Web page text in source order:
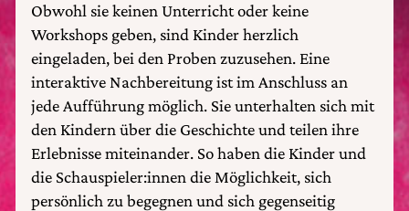
Obwohl sie keinen Unterricht oder keine
Workshops geben, sind Kinder herzlich
eingeladen, bei den Proben zuzusehen. Eine
interaktive Nachbereitung ist im Anschluss an
jede Aufführung möglich. Sie unterhalten sich mit
den Kindern über die Geschichte und teilen ihre
Erlebnisse miteinander. So haben die Kinder und
die Schauspieler:innen die Möglichkeit, sich
persönlich zu begegnen und sich gegenseitig